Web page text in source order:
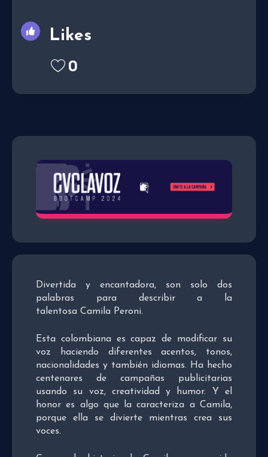
Divertida y encantadora, son solo dos
palabras para describir a la
talentosa Camila Peroni.
Esta colombiana es capaz de modificar su
voz haciendo diferentes acentos, tonos,
nacionalidades y también idiomas. Ha hecho
centenares de campañas publicitarias
usando su voz, creatividad y humor. Y el
honor es algo que la caracteriza a Camila,
porque ella se divierte mientras crea sus
voces.
Likes
0